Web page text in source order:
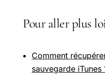
Pour aller plus
Comment
sauvegarde